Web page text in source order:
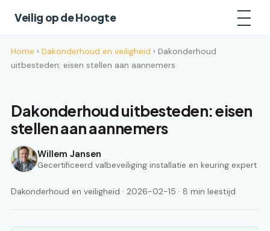
Veilig op de Hoogte
Home › Dakonderhoud en veiligheid › Dakonderhoud
uitbesteden: eisen stellen aan aannemers
Dakonderhoud uitbesteden: eisen
stellen aan aannemers
Willem Jansen
Gecertificeerd valbeveiliging installatie en keuring expert
Dakonderhoud en veiligheid · 2026-02-15 · 8 min leestijd